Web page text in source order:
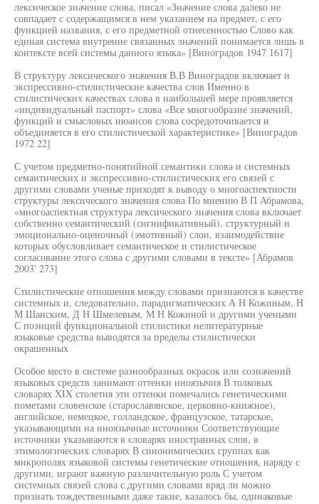
лексическое значение слова, писал «Значение слова далеко не
совпадает с содержащимся в нем указанием на предмет, с его
функцией названия, с его предметной отнесенностью Слово как
единая система внутренне связанных значений понимается лишь в
контексте всей системы данного языка» [Виноградов 1947 1617]
В структуру лексического значения В.В Виноградов включает и
экспрессивно-стилистические качества слов Именно в
стилистических качествах слова в наибольшей мере проявляется
«индивидуальный паспорт» слова «Все многообразие значений,
функций и смысловых нюансов слова сосредоточивается и
объединяется в его стилистической характеристике» [Виноградов
1972 22]
С учетом предметно-понятийной семантики слова и системных
семантических и экспрессивно-стилистических его связей с
другими словами ученые приходят к выводу о многоаспектности
структуры лексического значения слова По мнению В П Абрамова,
«многоаспектная структура лексического значения слова включает
собственно семантический (сигнификативный), структурный и
эмоционально-оценочный (эмотивный) слои, взаимодействие
которых обусловливает семантическое и стилистическое
согласование этого слова с другими словами в тексте» [Абрамов
2003' 273]
Стилистические отношения между словами признаются в качестве
системных и, следовательно, парадигматических А Н Кожиным, Н
М Шанским, Д Н Шмелевым, М Н Кожиной и другими учеными
С позиций функциональной стилистики нелитературные
языковые средства выводятся за пределы стилистически
окрашенных
Особое место в системе разнообразных окрасок или созначений
языковых средств занимают оттенки иноязычия В толковых
словарях XIX столетия эти оттенки помечались генетическими
пометами словенское (старославянское, церковно-книжное),
английское, немецкое, голландское, французское, татарское,
указывающими на иноязычные источники Соответствующие
источники указываются в словарях иностранных слов, в
этимологических словарях В синонимических группах как
микрополях языковой системы генетические отношения, наряду с
другими, играют важную различительную роль С учетом
системных связей слова с другими словами вряд ли можно
признать тождественными даже такие, казалось бы, одинаковые